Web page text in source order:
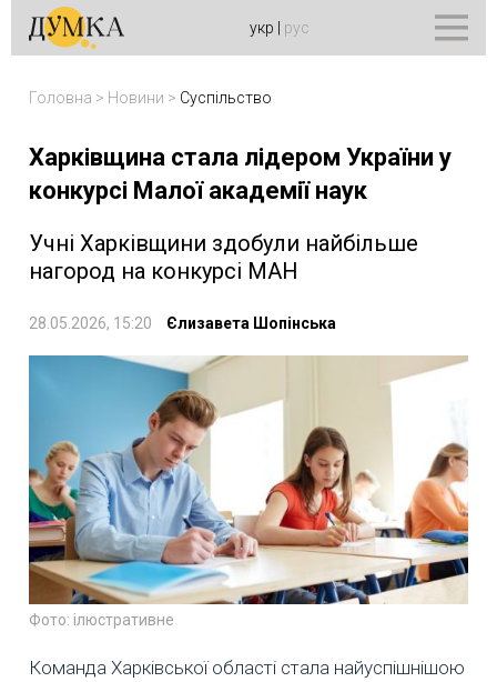
укр рус
Головна > Новини > Суспільство
Харківщина стала лідером України у
конкурсі Малої академії наук
Учні Харківщини здобули найбільше
нагород на конкурсі МАН
28.05.2026, 15:20 Єлизавета Шопінська
Фото: ілюстративне
Команда Харківської області стала найуспішнішою